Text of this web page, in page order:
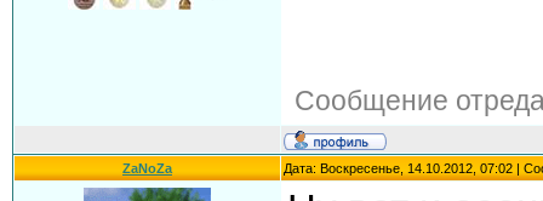
Сообщение
ZaNoZa Дата: Воскресенье, 14.10.2012, 07:02 |